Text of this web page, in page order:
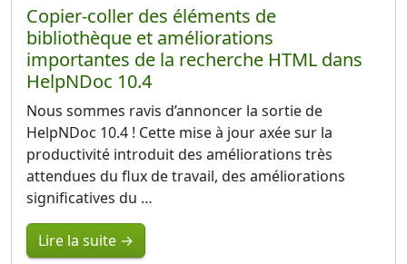
Copier-coller des éléments de
bibliothèque et améliorations
importantes de la recherche HTML dans
HelpNDoc 10.4
Nous sommes ravis d’annoncer la sortie de
HelpNDoc 10.4 ! Cette mise à jour axée sur la
productivité introduit des améliorations très
attendues du flux de travail, des améliorations
significatives du …
Lire la suite →